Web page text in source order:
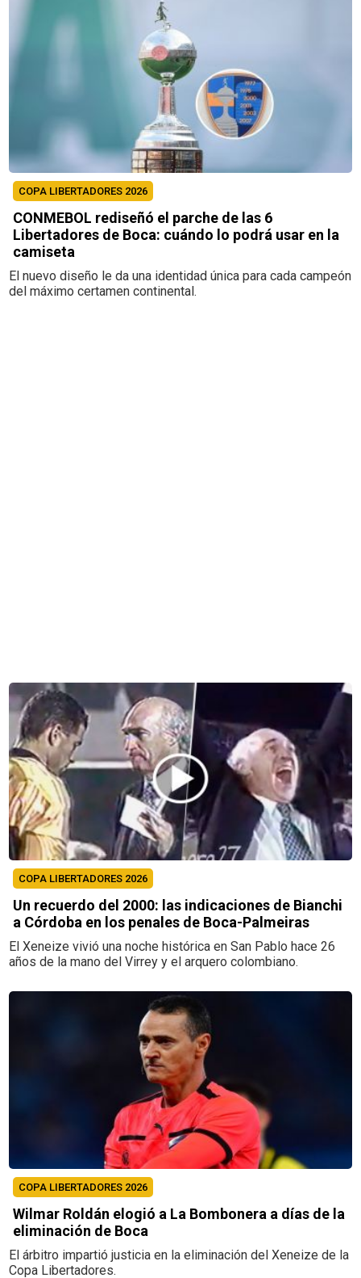
COPA LIBERTADORES 2026
CONMEBOL rediseñó el parche de las 6
Libertadores de Boca: cuándo lo podrá usar en la
camiseta
El nuevo diseño le da una identidad única para cada campeón
del máximo certamen continental.
COPA LIBERTADORES 2026
Un recuerdo del 2000: las indicaciones de Bianchi
a Córdoba en los penales de Boca-Palmeiras
El Xeneize vivió una noche histórica en San Pablo hace 26
años de la mano del Virrey y el arquero colombiano.
COPA LIBERTADORES 2026
Wilmar Roldán elogió a La Bombonera a días de la
eliminación de Boca
El árbitro impartió justicia en la eliminación del Xeneize de la
Copa Libertadores.